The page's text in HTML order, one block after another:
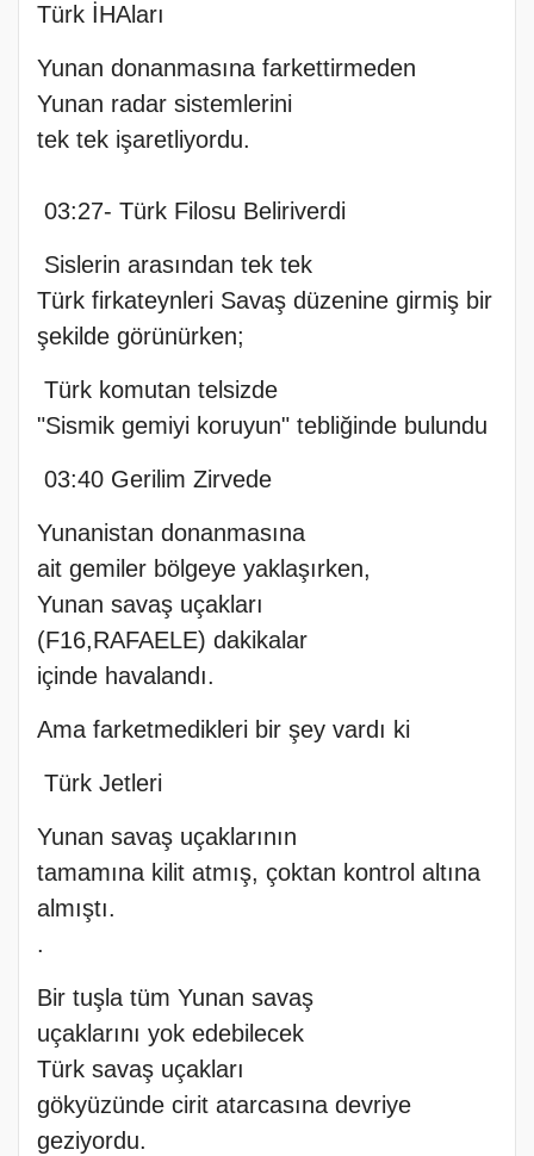
Türk İHAları
Yunan donanmasına farkettirmeden
Yunan radar sistemlerini
tek tek işaretliyordu.
03:27- Türk Filosu Beliriverdi
Sislerin arasından tek tek
Türk firkateynleri Savaş düzenine girmiş bir
şekilde görünürken;
Türk komutan telsizde
"Sismik gemiyi koruyun" tebliğinde bulundu
03:40 Gerilim Zirvede
Yunanistan donanmasına
ait gemiler bölgeye yaklaşırken,
Yunan savaş uçakları
(F16,RAFAELE) dakikalar
içinde havalandı.
Ama farketmedikleri bir şey vardı ki
Türk Jetleri
Yunan savaş uçaklarının
tamamına kilit atmış, çoktan kontrol altına
almıştı.
.
Bir tuşla tüm Yunan savaş
uçaklarını yok edebilecek
Türk savaş uçakları
gökyüzünde cirit atarcasına devriye
geziyordu.